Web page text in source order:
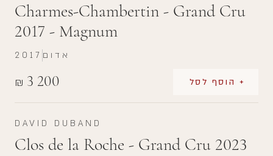
Charmes-Chambertin - Grand Cru
2017 - Magnum
₪ 3 200 + הוסף לסל
2017 אדום
DAVID DUBAND
Clos de la Roche - Grand Cru 2023